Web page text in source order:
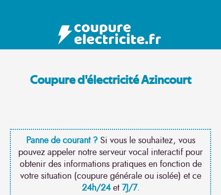
Coupure d'électricité Azincourt
Panne de courant ?Si vous le souhaitez, vous
pouvez appeler notre serveur vocal interactif pour
obtenir des informations pratiques en fonction de
votre situation (coupure générale ou isolée) et ce
24h/24et7J/7.